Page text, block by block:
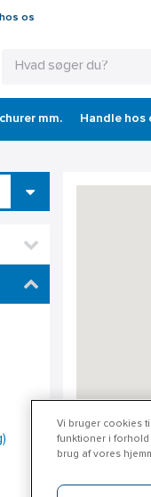
os
mm. Handle hos
10-4
Vi bruger cookies
funktioner i forhold
brug af vores